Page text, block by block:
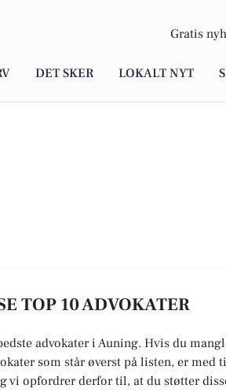
Gratis
DET SKER LOKALT NYT
TOP 10 ADVOKATER
advokater i Auning. Hvis du
som står øverst på listen, er
vi opfordrer derfor til, at du støtter